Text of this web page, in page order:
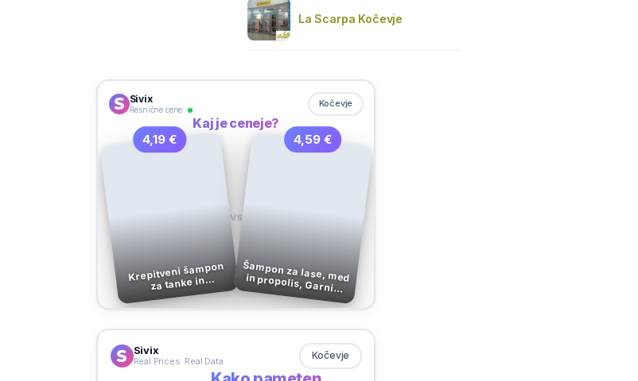
La Scarpa Kočevje
Sivix
Resnične cene
Kočevje
Kaj je ceneje?
4,19 €
Krepitveni šampon
za tanke in
oslabljene lase Bye
Bye Weak, 200 ml
VS
4,59 €
Šampon za lase, med in propolis, Garnier Botanic Therapy,
400 ml
Sivix
Real Prices. Real Data Kočevje